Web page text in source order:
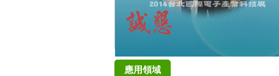
應用領域